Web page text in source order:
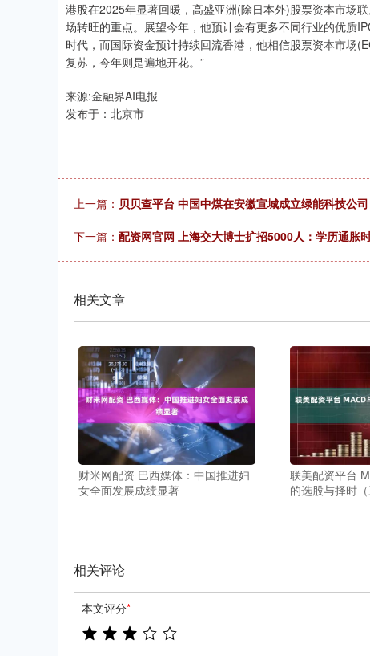
港股在2025年显著回暖，高盛亚洲(除日本外)股票资本市场
场转旺的重点。展望今年，他预计会有更多不同行业的优质
时代，而国际资金预计持续回流香港，他相信股票资本市场
复苏，今年则是遍地开花。”
来源:金融界AI电报
发布于：北京市
上一篇： 贝贝查平台 中国中煤在安徽宣城成立绿能科技公司
下一篇： 配资网官网 上海交大博士扩招5000人：学历通胀
相关文章
财米网配资 巴西媒体：中国推进妇
女全面发展成绩显著
联美配资平台
的选股与择时（
相关评论
本文评分*